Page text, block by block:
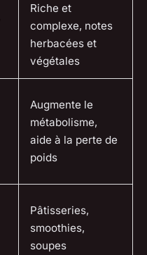
Riche et
complexe, notes
herbacées et
végétales
Augmente le
métabolisme,
aide à la perte de
poids
Pâtisseries,
smoothies,
soupes